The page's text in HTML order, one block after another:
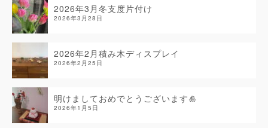
2026年3月冬支度片付け
2026年3月28日
2026年2月積み木ディスプレイ
2026年2月25日
明けましておめでとうございます🎍
2026年1月5日